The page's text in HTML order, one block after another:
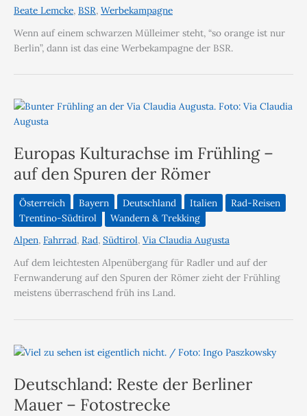
Beate Lemcke, BSR, Werbekampagne
Wenn auf einem schwarzen Mülleimer steht, “so orange ist nur
Berlin”, dann ist das eine Werbekampagne der BSR.
Europas Kulturachse im Frühling –
auf den Spuren der Römer
Österreich Bayern Deutschland Italien
Rad-Reisen
Trentino-Südtirol
Wandern & Trekking
Alpen, Fahrrad, Rad, Südtirol, Via Claudia Augusta
Auf dem leichtesten Alpenübergang für Radler und auf der
Fernwanderung auf den Spuren der Römer zieht der Frühling
meistens überraschend früh ins Land.
Deutschland: Reste der Berliner
Mauer – Fotostrecke